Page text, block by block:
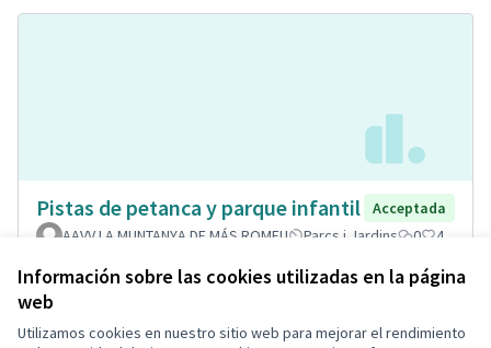
Información sobre las cookies utilizadas en la página
web
Utilizamos cookies en nuestro sitio web para mejorar el rendimiento
Pistas de petanca y parque infantil
Acceptada
AAVV LA MUNTANYA DE MÁS ROMEU
Parcs i Jardins 0 4
Términos y condiciones de uso